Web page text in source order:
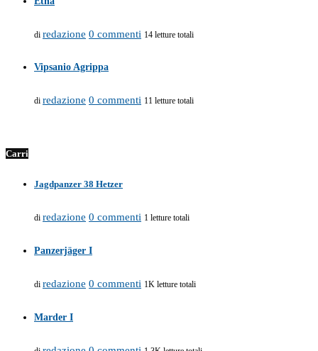
di redazione 0 commenti 14 letture totali
Vipsanio Agrippa
di redazione 0 commenti 11 letture totali
Carri
Jagdpanzer 38 Hetzer
di redazione 0 commenti 1 letture totali
Panzerjäger I
di redazione 0 commenti 1K letture totali
Marder I